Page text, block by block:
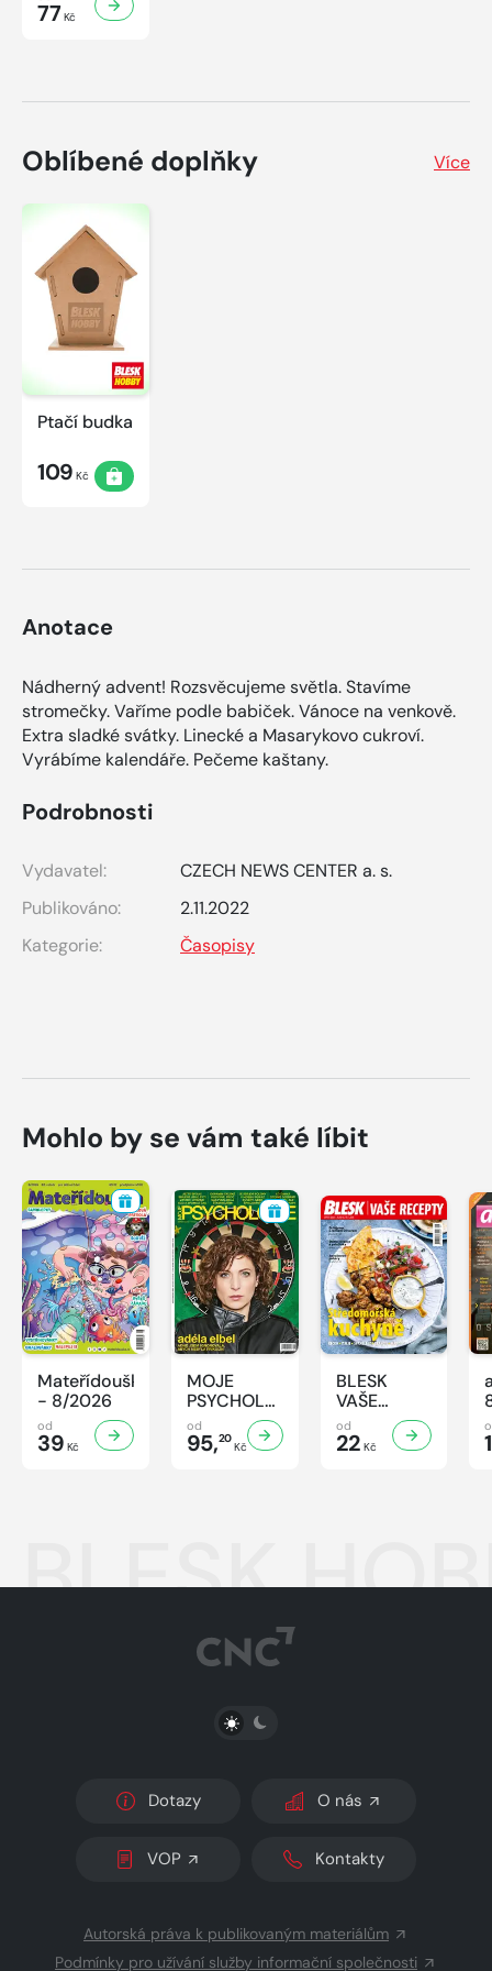
77 Kč
Oblíbené doplňky Více
Ptačí budka
109 Kč
Anotace
Nádherný advent! Rozsvěcujeme světla. Stavíme
stromečky. Vaříme podle babiček. Vánoce na venkově.
Extra sladké svátky. Linecké a Masarykovo cukroví.
Vyrábíme kalendáře. Pečeme kaštany.
Podrobnosti
Vydavatel:
CZECH NEWS CENTER a. s.
Publikováno:
2.11.2022
Kategorie:
Časopisy
Mohlo by se vám také líbit
Mateřídouška
- 8/2026
od
39 Kč
MOJE
PSYCHOLOGIE
- 8/2026
od
95,20
Kč
BLESK
VAŠE
RECEPTY -
8/2026
od
22 Kč
BLESK
PŘEPNOUT SVĚTLÝ/TMAVÝ REŽIM
Dotazy O nás
VOP Kontakty
Autorská práva k publikovaným materiálům
Podmínky pro užívání služby informační společnosti